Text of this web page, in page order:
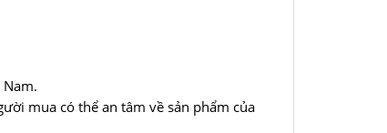
mua có thể an tâm về sản phẩm của